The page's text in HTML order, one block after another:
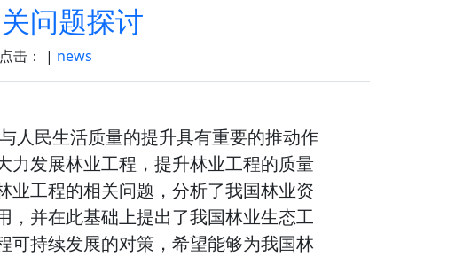
问题探讨
击： | news
人民生活质量的提升具有重要的推动作
力发展林业工程，提升林业工程的质量
业工程的相关问题，分析了我国林业资
，并在此基础上提出了我国林业生态工
可持续发展的对策，希望能够为我国林